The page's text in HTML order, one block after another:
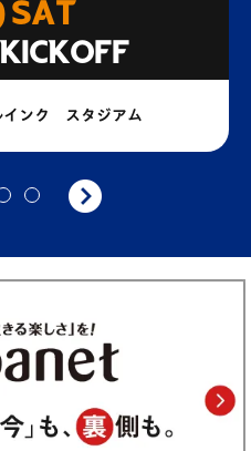
SAT
KICKOFF
ンク スタジアム